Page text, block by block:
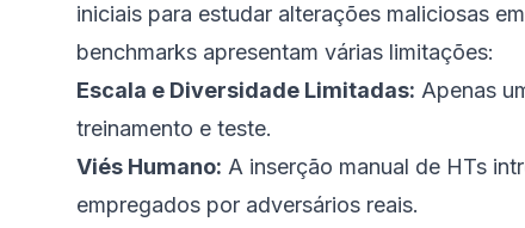
iniciais para estudar alterações maliciosas
benchmarks apresentam várias limitações:
Escala e Diversidade Limitadas: Apenas
treinamento e teste.
Viés Humano: A inserção manual de HTs
empregados por adversários reais.